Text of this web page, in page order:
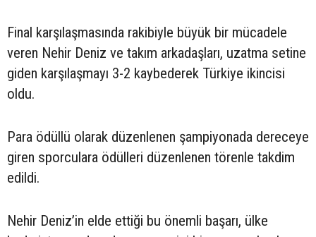
Final karşılaşmasında rakibiyle büyük bir mücadele
veren Nehir Deniz ve takım arkadaşları, uzatma setine
giden karşılaşmayı 3-2 kaybederek Türkiye ikincisi
oldu.
Para ödüllü olarak düzenlenen şampiyonada dereceye
giren sporculara ödülleri düzenlenen törenle takdim
edildi.
Nehir Deniz’in elde ettiği bu önemli başarı, ülke